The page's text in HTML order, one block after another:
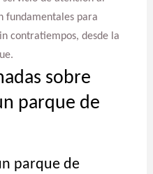
fundamentales para
contratiempos, desde la
sobre
parque de
parque de